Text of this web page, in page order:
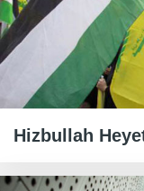
Hizbullah